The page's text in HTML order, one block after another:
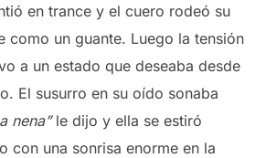
en trance y el cuero rodeó su
como un guante. Luego la tensión
a un estado que deseaba desde
El susurro en su oído sonaba
nena”le dijo y ella se estiró
con una sonrisa enorme en la